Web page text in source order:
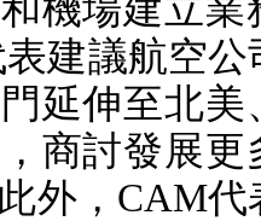
機場建立業
建議航空公
延伸至北美
商討發展更
外， CAM代